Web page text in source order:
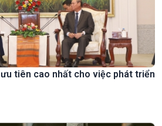
tiên cao nhất cho việc phát triển